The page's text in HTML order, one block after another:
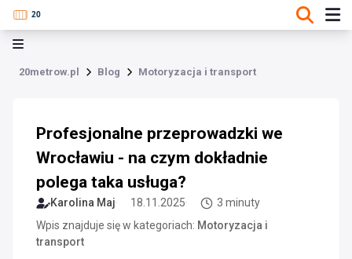
20metrow.pl Blog Motoryzacja i transport
Profesjonalne przeprowadzki we
Wrocławiu - na czym dokładnie
polega taka usługa?
Karolina Maj 18.11.2025
3 minuty
Wpis znajduje się w kategoriach: Motoryzacja i
transport